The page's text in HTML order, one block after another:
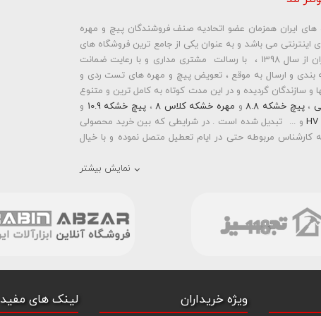
های ایران همزمان عضو اتحادیه صنف فروشندگان پیچ و مهره
اینترنتی می باشد و به عنوان یکی از جامع ترین فروشگاه های
اینترنتی تخصصی در حوزه پیچ و مهره های ساختمانی و صنعتی ایران از سال 1398 ، با رسالت مشتری مداری و با رعایت ضمانت
و ارسال به موقع ، تعویض پیچ و مهره های تست ردی و
سازندگان گردیده و در این مدت کوتاه به کامل ترین و متنوع
،پیچ خشکه 8.8 و مهره خشکه کلاس 8 ،پیچ خشکه 10.9
و
و ... تبدیل شده است . در شرایطی که بین خرید محصولی
مربوطه حتی در ایام تعطیل متصل نموده و با خیال
پیچ کناف
و
. در فروشگاه اینترنتی و حضوری رابین ابزار شما مشتری
با سفارش انواع پیچ و مهره های آهنی ، پیچ و مهره های
خشکه 8.8 ، پیچ و مهره های خشکه 10.9 ، پیچ و مهره های خشکه اچ وی HV ، واشر فنری ، واشر آهنی و واشر خشکه کلاس 10 اقدام
سهولت خرید خود را انجام دهید . هم چنین بولتز لند با فروش
توانید با افزودن ردیف آبکاری گالوانیزاسیون سرد ،
نمایش بیشتر
ویژه خریداران لینک های مفید